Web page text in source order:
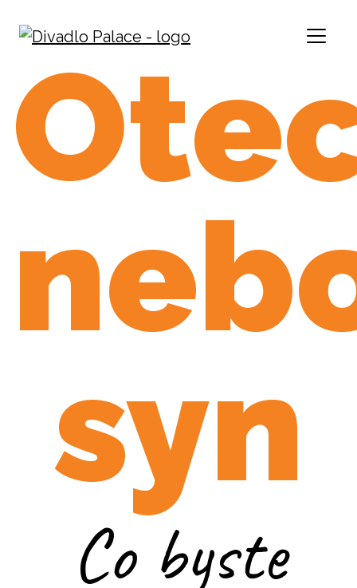
syn
Co byste